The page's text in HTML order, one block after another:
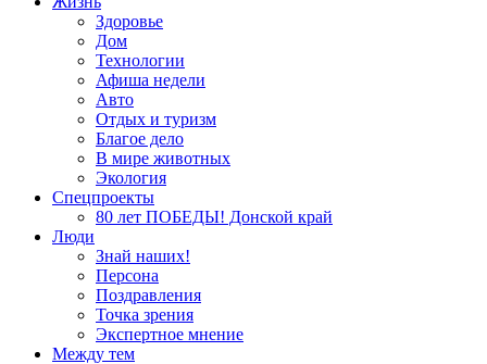
Здоровье
Дом
Технологии
Афиша недели
Авто
Отдых и туризм
Благое дело
В мире животных
Экология
Спецпроекты
80 лет ПОБЕДЫ! Донской край
Люди
Знай наших!
Персона
Поздравления
Точка зрения
Экспертное мнение
Между тем